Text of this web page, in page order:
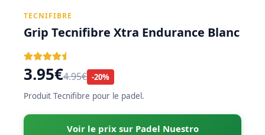
TECNIFIBRE
Grip Tecnifibre Xtra Endurance Blanc
3.95€4.95€ -20%
Produit Tecnifibre pour le padel.
Voir le prix sur Padel Nuestro